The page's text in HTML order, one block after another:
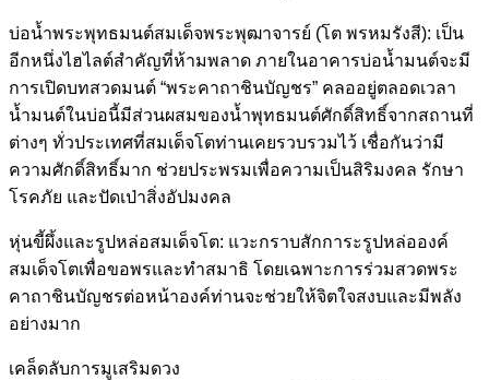
บ่อน้ำพระพุทธมนต์สมเด็จพระพุฒาจารย์ (โต พรหมรังสี): เป็น
อีกหนึ่งไฮไลต์สำคัญที่ห้ามพลาด ภายในอาคารบ่อน้ำมนต์จะมี
การเปิดบทสวดมนต์ “พระคาถาชินบัญชร” คลออยู่ตลอดเวลา
น้ำมนต์ในบ่อนี้มีส่วนผสมของน้ำพุทธมนต์ศักดิ์สิทธิ์จากสถานที่
ต่างๆ ทั่วประเทศที่สมเด็จโตท่านเคยรวบรวมไว้ เชื่อกันว่ามี
ความศักดิ์สิทธิ์มาก ช่วยประพรมเพื่อความเป็นสิริมงคล รักษา
โรคภัย และปัดเป่าสิ่งอัปมงคล
หุ่นขี้ผึ้งและรูปหล่อสมเด็จโต: แวะกราบสักการะรูปหล่อองค์
สมเด็จโตเพื่อขอพรและทำสมาธิ โดยเฉพาะการร่วมสวดพระ
คาถาชินบัญชรต่อหน้าองค์ท่านจะช่วยให้จิตใจสงบและมีพลัง
อย่างมาก
เคล็ดลับการมูเสริมดวง